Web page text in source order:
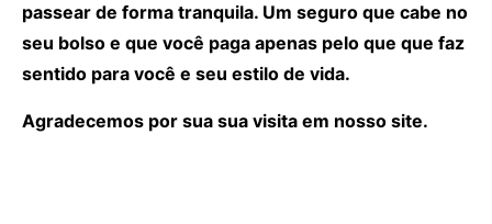
passear de forma tranquila. Um seguro que cabe no
seu bolso e que você paga apenas pelo que que faz
sentido para você e seu estilo de vida.
Agradecemos por sua sua visita em nosso site.